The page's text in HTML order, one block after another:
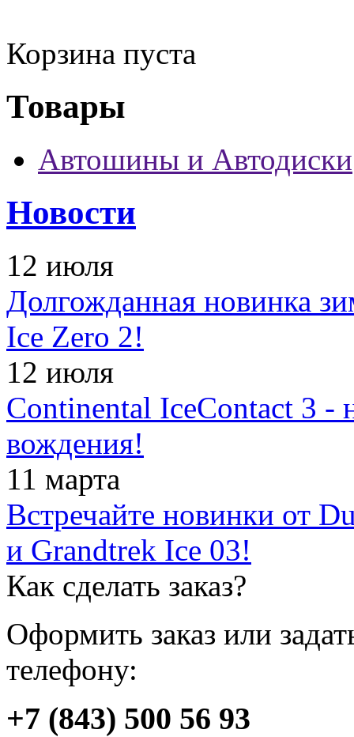
Корзина пуста
Товары
Автошины и Автодиски
Новости
12 июля
Долгожданная новинка
Ice Zero 2!
12 июля
Continental IceContact 3 -
вождения!
11 марта
Встречайте новинки от
и Grandtrek Ice 03!
Как сделать заказ?
Оформить заказ или
телефону:
+7 (843) 500 56 93